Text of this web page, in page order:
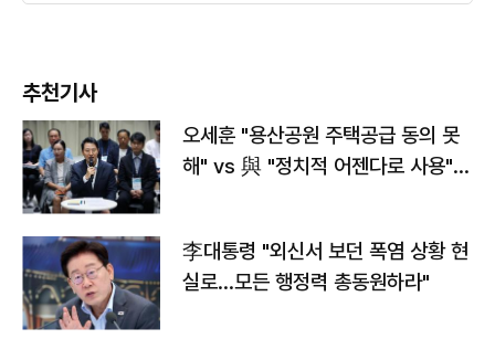
추천기사
오세훈 "용산공원 주택공급 동의 못
해" vs 與 "정치적 어젠다로 사용"
李대통령 "외신서 보던 폭염 상황 현
실로…모든 행정력 총동원하라"